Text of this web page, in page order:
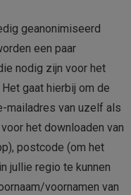
geanonimiseerd
een paar
nodig zijn voor het
gaat hierbij om de
mailadres van uzelf als
het downloaden van
postcode (om het
jullie regio te kunnen
voornamen van